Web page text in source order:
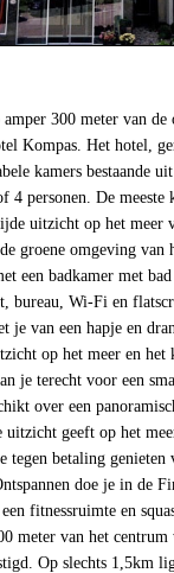
300 meter van
Kompas. Het hotel,
kamers bestaande
personen. De meeste
uitzicht op het meer
groene omgeving van
een badkamer met bad
bureau, Wi-Fi en
je van een hapje en
op het meer en het
je terecht voor een
over een
geeft op het
tegen betaling genieten
doe je in de
fitnessruimte en
meter van het centrum
Op slechts 1,5km